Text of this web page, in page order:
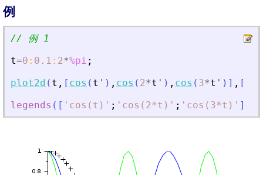
例
// 例 1
t=0 : 0.1 : 2*%pi ;
plot2d ( t , [ cos ( t ' ) , cos ( 2*t ' ) , cos ( 3*t ' ) ] , [
legends ( [ ' cos(t) ' ; ' cos(2*t) ' ; ' cos(3*t) ' ]